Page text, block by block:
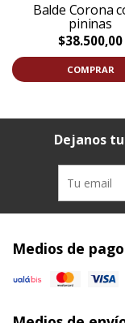
Balde Corona
pininas
$38.500,00
COMPRAR
Dejanos
Medios de pago